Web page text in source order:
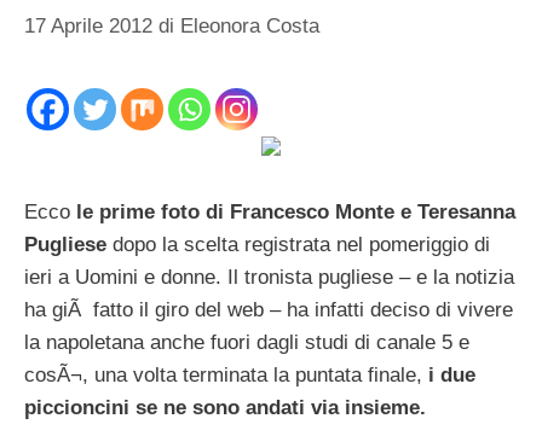
17 Aprile 2012 di Eleonora Costa
Ecco le prime foto di Francesco Monte e Teresanna
Pugliese dopo la scelta registrata nel pomeriggio di
ieri a Uomini e donne. Il tronista pugliese – e la notizia
ha giÃ fatto il giro del web – ha infatti deciso di vivere
la napoletana anche fuori dagli studi di canale 5 e
cosÃ¬, una volta terminata la puntata finale, i due
piccioncini se ne sono andati via insieme.